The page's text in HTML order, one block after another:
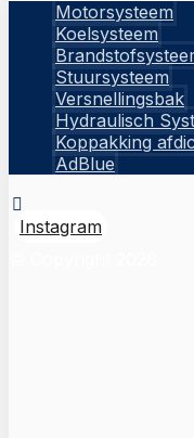
Motorsysteem
Koelsysteem
Stuursysteem
Versnellingsbak
Hydraulisch
Koppakking
AdBlue
Instagram